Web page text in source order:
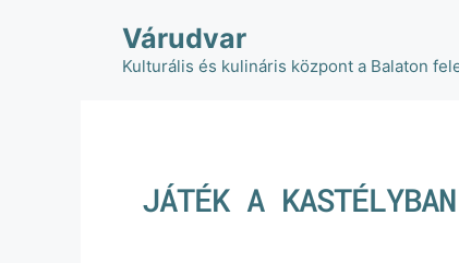
Várudvar
Kulturális és kulináris központ a Balaton
JÁTÉK A KASTÉLYBAN